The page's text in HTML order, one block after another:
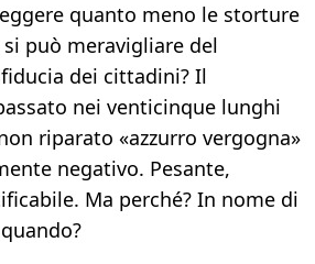
quanto meno le storture
può meravigliare del
dei cittadini? Il
nei venticinque lunghi
riparato «azzurro vergogna»
negativo. Pesante,
Ma perché? In nome di